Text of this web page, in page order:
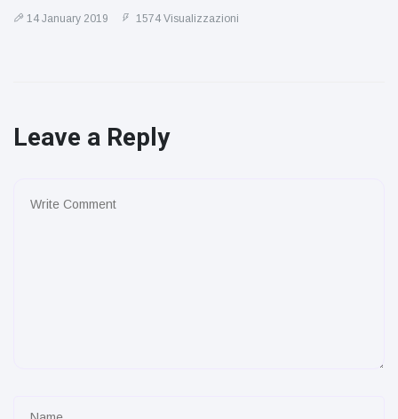
14 January 2019 1574 Visualizzazioni
Leave a Reply